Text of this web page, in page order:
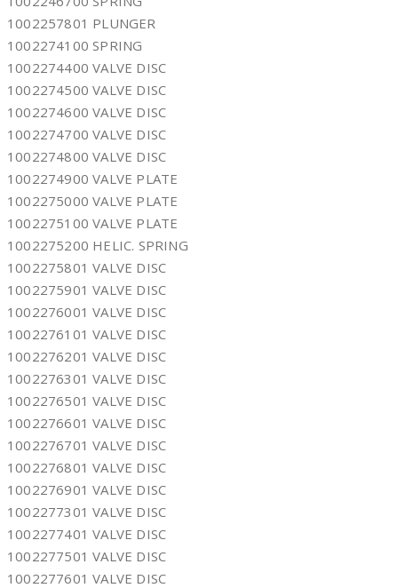
1002257801 PLUNGER
1002274100 SPRING
1002274400 VALVE DISC
1002274500 VALVE DISC
1002274600 VALVE DISC
1002274700 VALVE DISC
1002274800 VALVE DISC
1002274900 VALVE PLATE
1002275000 VALVE PLATE
1002275100 VALVE PLATE
1002275200 HELIC. SPRING
1002275801 VALVE DISC
1002275901 VALVE DISC
1002276001 VALVE DISC
1002276101 VALVE DISC
1002276201 VALVE DISC
1002276301 VALVE DISC
1002276501 VALVE DISC
1002276601 VALVE DISC
1002276701 VALVE DISC
1002276801 VALVE DISC
1002276901 VALVE DISC
1002277301 VALVE DISC
1002277401 VALVE DISC
1002277501 VALVE DISC
1002277601 VALVE DISC